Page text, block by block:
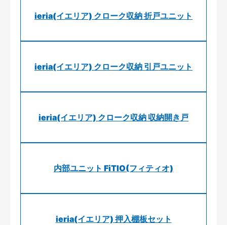
ieria(イエリア) クローク収納 折戸ユニット
ieria(イエリア) クローク収納 引戸ユニット
ieria(イエリア) クローク収納 収納開き戸
内部ユニット FiTIO(フィティオ)
ieria(イエリア) 押入棚板セット